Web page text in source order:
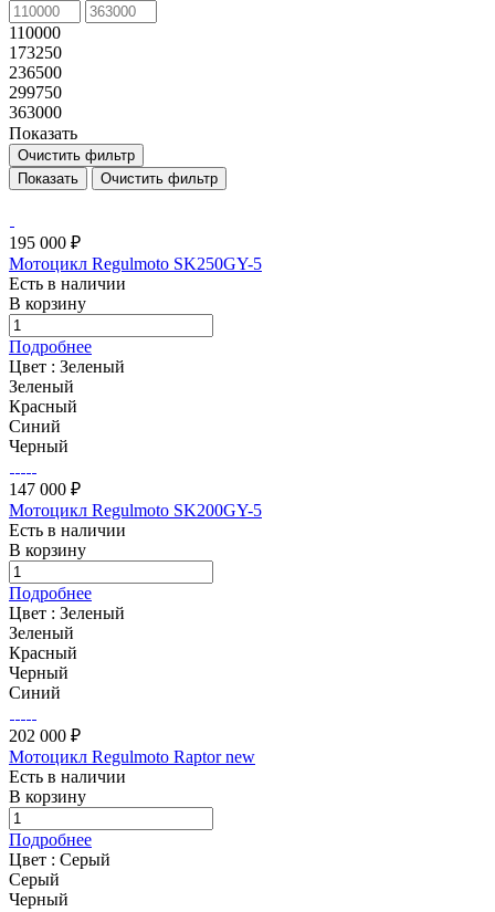
110000
173250
236500
299750
363000
Показать
Очистить фильтр
Очистить фильтр
195 000 ₽
Мотоцикл Regulmoto SK250GY-5
Есть в наличии
В корзину
Подробнее
Цвет : Зеленый
Зеленый
Красный
Синий
Черный
147 000 ₽
Мотоцикл Regulmoto SK200GY-5
Есть в наличии
В корзину
Подробнее
Цвет : Зеленый
Зеленый
Красный
Черный
Синий
202 000 ₽
Мотоцикл Regulmoto Raptor new
Есть в наличии
В корзину
Подробнее
Цвет : Серый
Серый
Черный